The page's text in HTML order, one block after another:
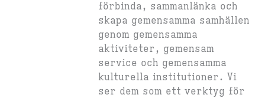
förbinda, sammanlänka och
skapa gemensamma samhällen
genom gemensamma
aktiviteter, gemensam
service och gemensamma
kulturella institutioner. Vi
ser dem som ett verktyg för